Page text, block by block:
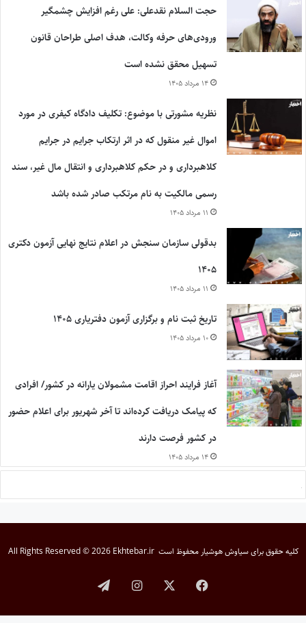
حجت السلام نقدعلی: علی رغم افزایش چشمگیر
ورودی‌های حرفه وکالت، هدف اصلی طراحان قانون
تسهیل محقق نشده است
۱۴ مرداد ۱۴۰۵
نظریه مشورتی با موضوع: تکلیف دادگاه کیفری در مورد
اموال غیر منقول که در اثر ارتکاب جرایم در جرایم
کلاهبرداری و در حکم کلاهبرداری و انتقال مال غیر، سند
رسمی مالکیت به نام مرتکب صادر شده باشد
۱۱ مرداد ۱۴۰۵
بدقولی سازمان سنجش در اعلام نتایج نهایی آزمون دکتری
۱۴۰۵
۱۱ مرداد ۱۴۰۵
تاریخ ثبت نام و برگزاری آزمون دفتریاری ۱۴۰۵
۱۰ مرداد ۱۴۰۵
آغاز فرایند احراز اقامت مشمولان یارانه در کشور/ افرادی
که پیامک دریافت کرده‌اند تا آخر شهریور برای اعلام حضور
در کشور فرصت دارند
۱۴ مرداد ۱۴۰۵
کلیه حقوق برایسیاوش هوشیار محفوظ است All Rights Reserved © 2026 Ekhtebar.ir